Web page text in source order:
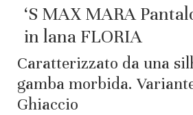
‘S MAX MARA
in lana FLORIA
Caratterizzato da una
gamba morbida.
Ghiaccio